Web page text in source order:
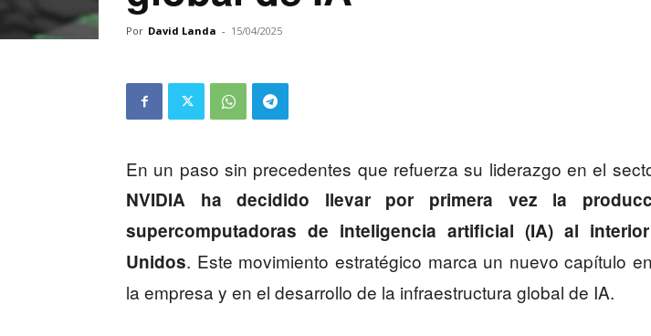
Por David Landa - 15/04/2025
En un paso sin precedentes que refuerza su liderazgo en el
NVIDIA ha decidido llevar por primera vez la
supercomputadoras de inteligencia artificial (IA) al
Unidos. Este movimiento estratégico marca un nuevo capítulo
la empresa y en el desarrollo de la infraestructura global de IA.